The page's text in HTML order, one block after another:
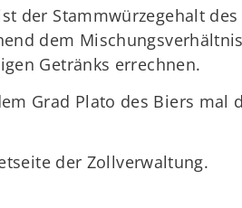
der Stammwürzegehalt
dem
Getränks errechnen.
Grad Plato des Biers mal
der Zollverwaltung.